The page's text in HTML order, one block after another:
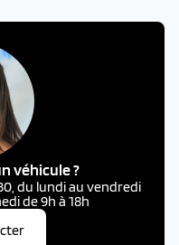
véhicule ?
du lundi au vendredi
de 9h à 18h